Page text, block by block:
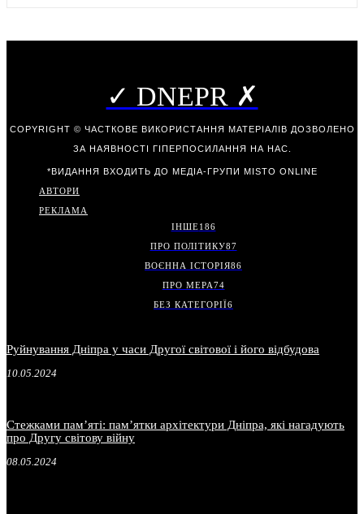
✓ DNEPR ✗
COPYRIGHT © ЧАСТКОВЕ ВИКОРИСТАННЯ МАТЕРІАЛІВ ДОЗВОЛЕНО
ЗА НАЯВНОСТІ ГІПЕРПОСИЛАННЯ НА НАС.
*ВИДАННЯ ВХОДИТЬ ДО МЕДІА-ГРУПИ MISTO ONLINE
АВТОРИ
РЕКЛАМА
ІНШЕ186
ПРО ПОЛІТИКУ87
ВОЄННА ІСТОРІЯ86
ПРО МЕРА74
БЕЗ КАТЕГОРІЇ6
Руйнування Дніпра у часи Другої світової і його відбудова
10.05.2024
Стежками пам’яті: пам’ятки архітектури Дніпра, які нагадують
про Другу світову війну
08.05.2024